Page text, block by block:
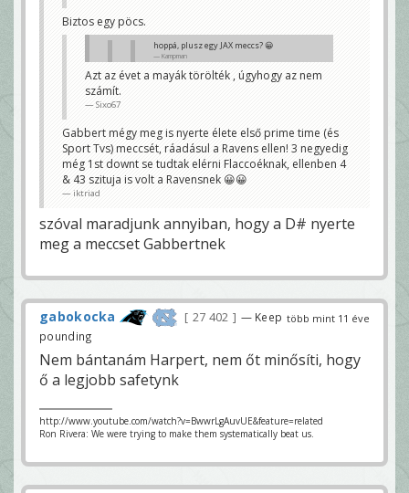
Biztos egy pöcs.
hoppá, plusz egy JAX meccs? 😀
Kampman
Az elmúlt 5 évben összesen nem volt
Dehogynem Csak 2011ben 3szor is voltunk.
iktriad
Azt az évet a mayák törölték , úgyhogy az nem
számít.
Sixo67
Gabbert mégy meg is nyerte élete első prime time (és
Sport Tvs) meccsét, ráadásul a Ravens ellen! 3 negyedig
még 1st downt se tudtak elérni Flaccoéknak, ellenben 4
& 43 szituja is volt a Ravensnek 😀😀
iktriad
szóval maradjunk annyiban, hogy a D# nyerte
meg a meccset Gabbertnek
több mint 11 éve
gabokocka 27 402
— Keep
pounding
Nem bántanám Harpert, nem őt minősíti, hogy
ő a legjobb safetynk
http://www.youtube.com/watch?v=BwwrLgAuvUE&feature=related
Ron Rivera: We were trying to make them systematically beat us.